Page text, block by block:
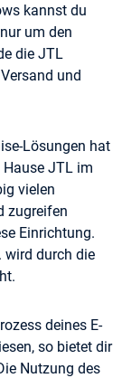
kannst du
um den
die JTL
und
Lösungen hat
JTL im
vielen
zugreifen
Einrichtung.
wird durch die
deines E-
so bietet dir
Nutzung des